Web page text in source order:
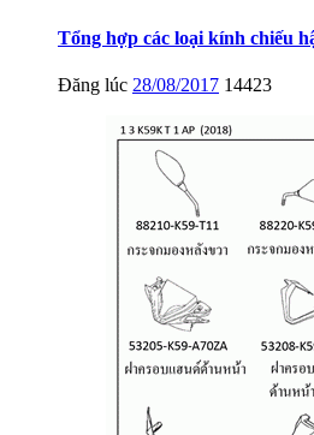
Tổng hợp các loại kính chiếu
Đăng lúc 28/08/2017 14423